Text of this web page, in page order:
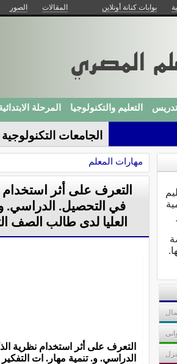
بوابات كنانة أونلاين المقالات الصور
التعليم والتكنولوجيا المرحلة
الجامعات
المستقبل
مهارات المعلم
التعرف على أثر استخدام
في التحصيل. الدراسي. و.
العليا لدى طالب الصف
التعرف على أثر استخدام نظرية
الدراسي. و. تنمية مهار. ات